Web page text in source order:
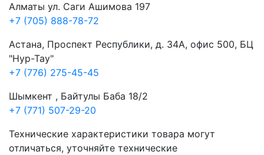
Алматы ул. Саги Ашимова 197
+7 (705) 888-78-72
Астана, Проспект Республики, д. 34А​, офис 500, БЦ
"Нур-Тау"
+7 (776) 275-45-45
Шымкент , Байтулы Баба 18/2
+7 (771) 507-29-20
Технические характеристики товара могут
отличаться, уточняйте технические